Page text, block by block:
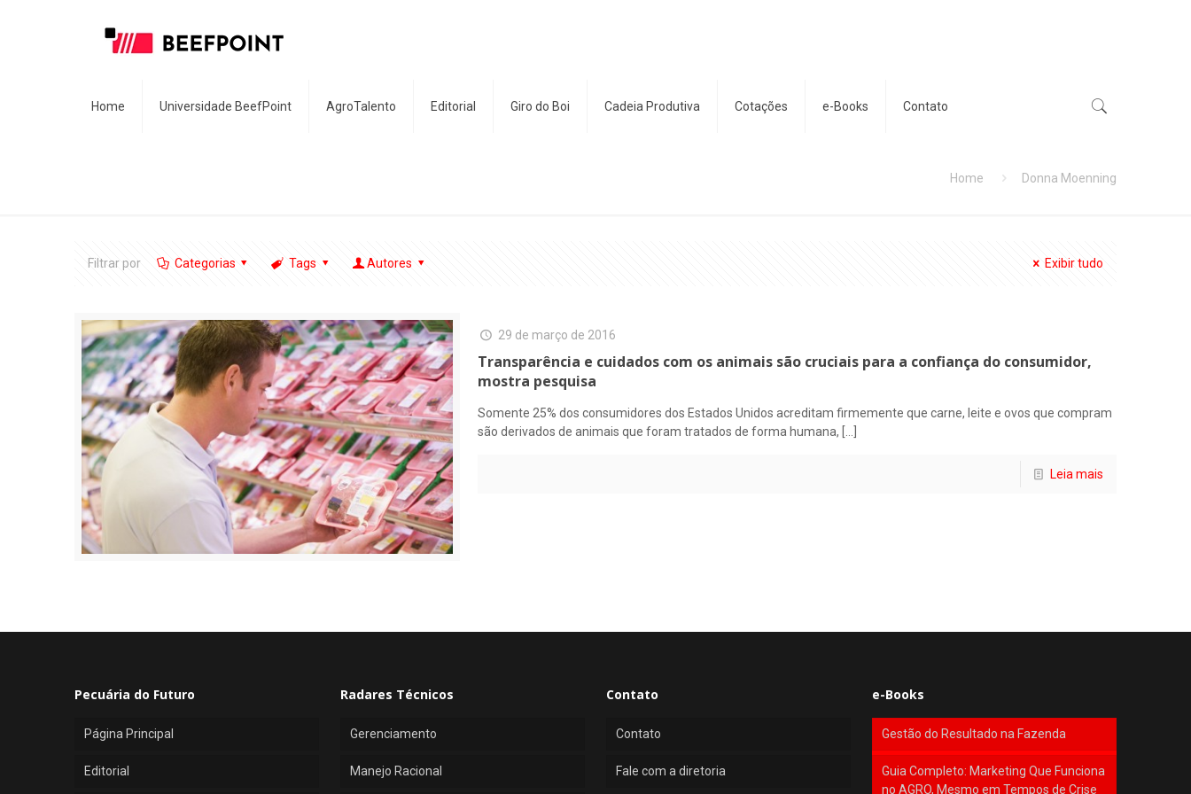
Home Universidade BeefPoint AgroTalento Editorial Giro do Boi Cadeia Produtiva Cotações e-Books Contato
Home Donna Moenning
Filtrar por Categorias Tags Autores Exibir tudo
29 de março de 2016
Transparência e cuidados com os animais são cruciais para a confiança do consumidor,
mostra pesquisa
Somente 25% dos consumidores dos Estados Unidos acreditam firmemente que carne, leite e ovos que compram
são derivados de animais que foram tratados de forma humana,
Leia mais
Pecuária do Futuro
Página Principal
Editorial
Radares Técnicos
Gerenciamento
Manejo Racional
Contato
Contato
Fale com a diretoria
e-Books
Gestão do Resultado na Fazenda
Guia Completo: Marketing Que Funciona
no AGRO, Mesmo em Tempos de Crise